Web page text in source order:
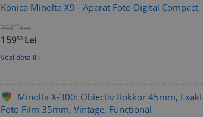
Konica Minolta X9 - Aparat Foto Digital
29000 Lei
15950 Lei
Vezi detalii ›
Minolta X-300: Obiectiv Rokkor 45mm,
Foto Film 35mm, Vintage, Functional